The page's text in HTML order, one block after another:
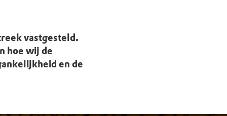
vastgesteld.
hoe wij de
en de